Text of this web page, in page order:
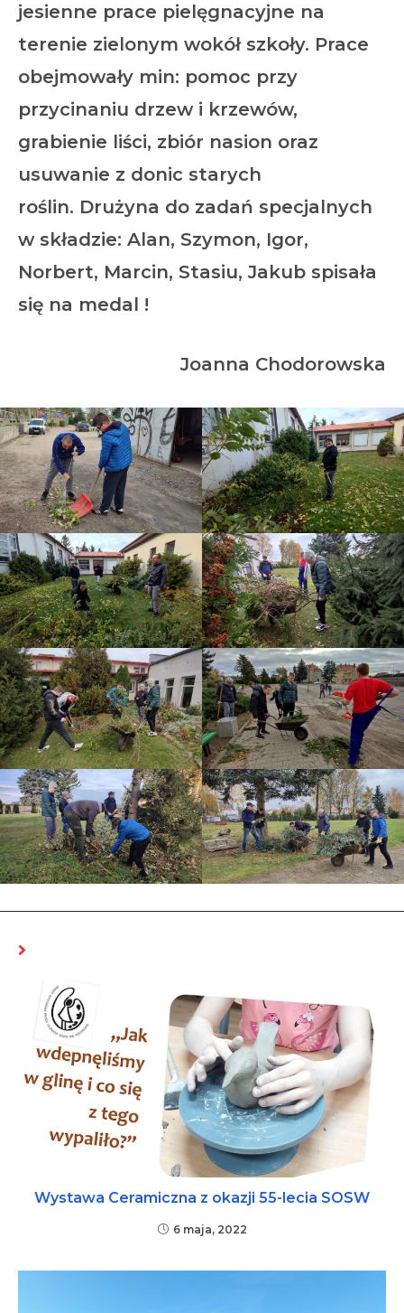
jesienne prace pielęgnacyjne na
terenie zielonym wokół szkoły. Prace
obejmowały min: pomoc przy
przycinaniu drzew i krzewów,
grabienie liści, zbiór nasion oraz
usuwanie z donic starych
roślin. Drużyna do zadań specjalnych
w składzie: Alan, Szymon, Igor,
Norbert, Marcin, Stasiu, Jakub spisała
się na medal !
Joanna Chodorowska
Wystawa Ceramiczna z okazji 55-lecia SOSW
6 maja, 2022